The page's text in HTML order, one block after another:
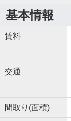
基本情報
賃料
交通
間取り(面積)